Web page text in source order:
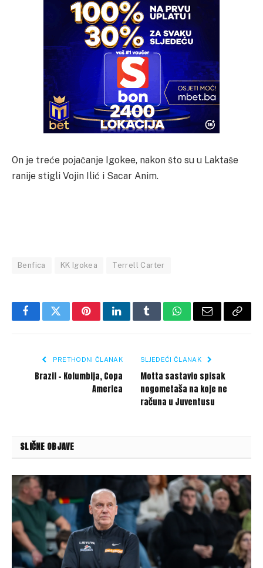
On je treće pojačanje Igokee, nakon što su u Laktaše
ranije stigli Vojin Ilić i Sacar Anim.
Benfica KK Igokea Terrell Carter
FacebookTwitterPinterestLinkedInTumblrWhatsApp
Email Copy
PRETHODNI ČLANAK
Brazil – Kolumbija, Copa
America
SLJEDEĆI ČLANAK
Motta sastavio spisak
nogometaša na koje ne
računa u Juventusu
SLIČNE OBJAVE